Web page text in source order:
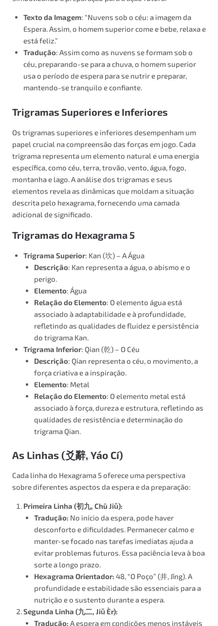
Texto da Imagem: “Nuvens sob o céu: a imagem da
Espera. Assim, o homem superior come e bebe, relaxa e
está feliz.”
Tradução: Assim como as nuvens se formam sob o
céu, preparando-se para a chuva, o homem superior
usa o período de espera para se nutrir e preparar,
mantendo-se tranquilo e confiante.
Trigramas Superiores e Inferiores
Os trigramas superiores e inferiores desempenham um
papel crucial na compreensão das forças em jogo. Cada
trigrama representa um elemento natural e uma energia
específica, como céu, terra, trovão, vento, água, fogo,
montanha e lago. A análise dos trigramas e seus
elementos revela as dinâmicas que moldam a situação
descrita pelo hexagrama, fornecendo uma camada
adicional de significado.
Trigramas do Hexagrama 5
Trigrama Superior: Kan (坎) – A Água
Descrição: Kan representa a água, o abismo e o
perigo.
Elemento: Água
Relação do Elemento: O elemento água está
associado à adaptabilidade e à profundidade,
refletindo as qualidades de fluidez e persistência
do trigrama Kan.
Trigrama Inferior: Qian (乾) – O Céu
Descrição: Qian representa o céu, o movimento, a
força criativa e a inspiração.
Elemento: Metal
Relação do Elemento: O elemento metal está
associado à força, dureza e estrutura, refletindo as
qualidades de resistência e determinação do
trigrama Qian.
As Linhas (爻辭, Yáo Cí)
Cada linha do Hexagrama 5 oferece uma perspectiva
sobre diferentes aspectos da espera e da preparação:
Primeira Linha (初九, Chū Jiǔ):
Tradução: No início da espera, pode haver
desconforto e dificuldades. Permanecer calmo e
manter-se focado nas tarefas imediatas ajuda a
evitar problemas futuros. Essa paciência leva à boa
sorte a longo prazo.
Hexagrama Orientador: 48, “O Poço” (井, Jǐng). A
profundidade e estabilidade são essenciais para a
nutrição e o sustento durante a espera.
Segunda Linha (九二, Jiǔ Èr):
Tradução: A espera em condições menos instáveis